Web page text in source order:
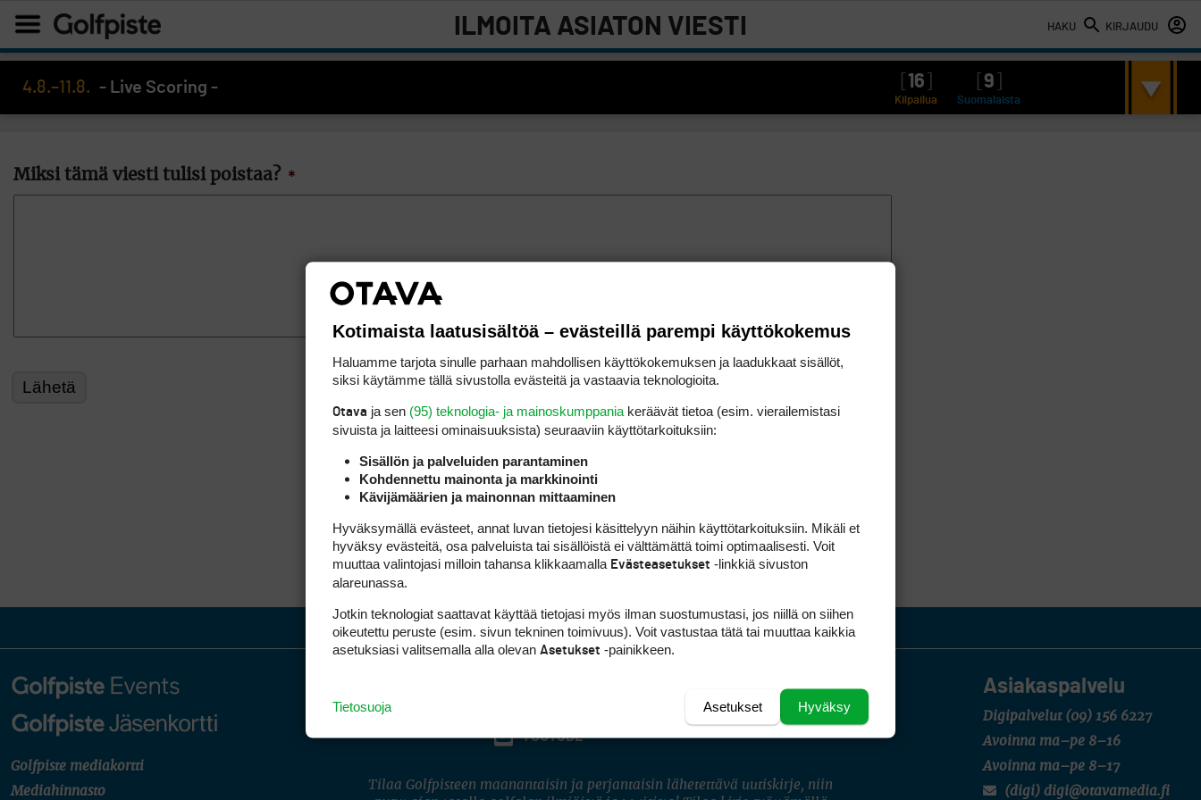
HAKU KIRJAUDU
ILMOITA ASIATON VIESTI
4.8.–11.8. - Live Scoring - 16 9
Kilpailua Suomalaista
Miksi tämä viesti tulisi poistaa? *
Golfpiste mediakortti
Mediahinnasto
Asiakaspalvelu
Digipalvelut (09) 156 6227
Avoinna ma–pe 8–16
Avoinna ma–pe 8–17
(digi) digi@otavamedia.fi
INSTAGRAM
YOUTUBE
Tilaa Golfpisteen maanantaisin ja perjantaisin lähetettävä uutiskirje, niin
Kotimaista laatusisältöä – evästeillä parempi käyttökokemus
Haluamme tarjota sinulle parhaan mahdollisen käyttökokemuksen ja laadukkaat sisällöt,
siksi käytämme tällä sivustolla evästeitä ja vastaavia teknologioita.
Otava ja sen (95) teknologia- ja mainoskumppania keräävät tietoa (esim. vierailemis­tasi
sivuista ja laitteesi ominaisuuk­sista) seuraaviin käyttötarkoituksiin:
Sisällön ja palveluiden parantaminen
Kohdennettu mainonta ja markkinointi
Kävijämäärien ja mainonnan mittaaminen
Hyväksymällä evästeet, annat luvan tietojesi käsittelyyn näihin käyttötarkoituksiin. Mikäli et
hyväksy evästeitä, osa palveluista tai sisällöistä ei välttämättä toimi optimaalisesti. Voit
muuttaa valintojasi milloin tahansa klikkaamalla Evästeasetukset -linkkiä sivuston
alareunassa.
Jotkin teknologiat saattavat käyttää tietojasi myös ilman suostumustasi, jos niillä on siihen
oikeutettu peruste (esim. sivun tekninen toimivuus). Voit vastustaa tätä tai muuttaa kaikkia
asetuksiasi valitsemalla alla olevan Asetukset -painikkeen.
Hyväksy
Asetukset
Tietosuoja